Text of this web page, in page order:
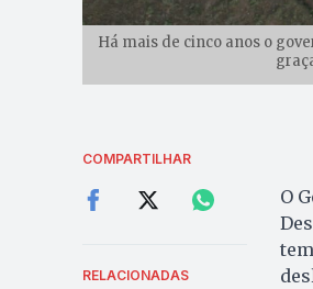
Há mais de cinco anos o
COMPARTILHAR
RELACIONADAS
O